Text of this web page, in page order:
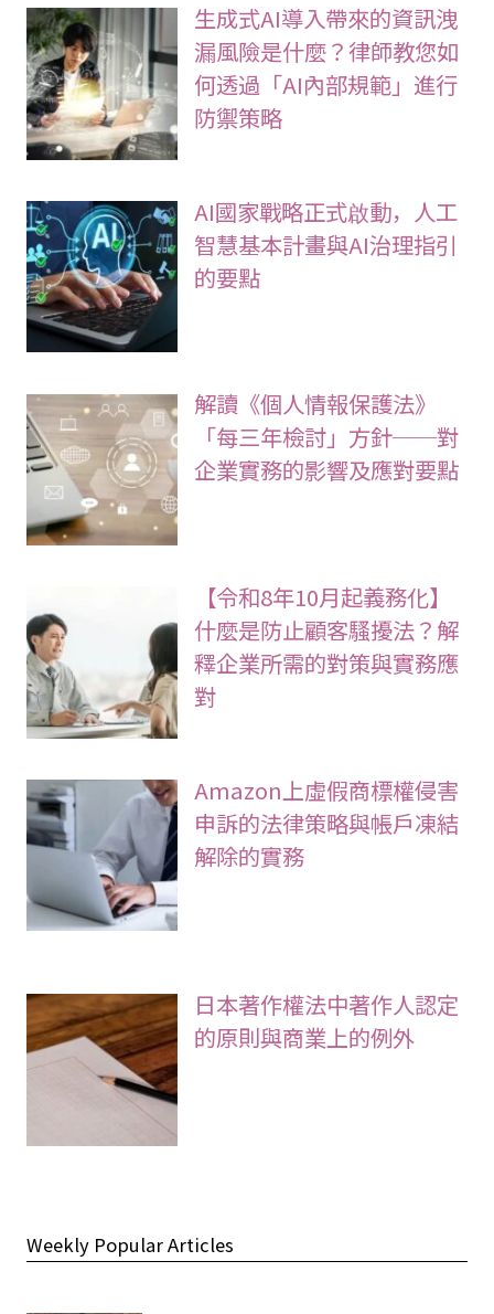
生成式AI導入帶來的資訊洩
漏風險是什麼？律師教您如
何透過「AI內部規範」進行
防禦策略
AI國家戰略正式啟動，人工
智慧基本計畫與AI治理指引
的要點
解讀《個人情報保護法》
「每三年檢討」方針──對
企業實務的影響及應對要點
【令和8年10月起義務化】
什麼是防止顧客騷擾法？解
釋企業所需的對策與實務應
對
Amazon上虛假商標權侵害
申訴的法律策略與帳戶凍結
解除的實務
日本著作權法中著作人認定
的原則與商業上的例外
Weekly Popular Articles